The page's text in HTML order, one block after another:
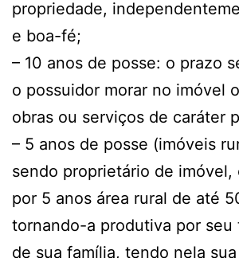
propriedade,
e boa-fé;
– 10 anos de posse: o prazo
o possuidor morar no imóvel
obras ou serviços de caráter
– 5 anos de posse (imóveis
sendo proprietário de imóvel,
por 5 anos área rural de até
tornando-a produtiva por seu
de sua família, tendo nela